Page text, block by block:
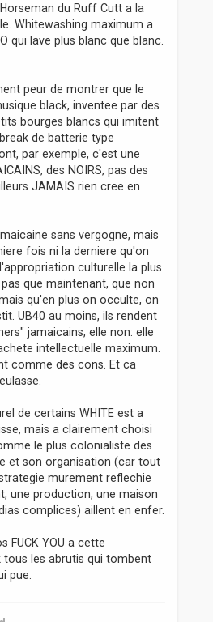
du Ruff Cutt a la
Whitewashing maximum a
qui lave plus blanc que blanc.
peur de montrer que le
black, inventee par des
bourges blancs qui imitent
de batterie type
par exemple, c'est une
des NOIRS, pas des
JAMAIS rien cree en
sans vergogne, mais
fois ni la derniere qu'on
culturelle la plus
que maintenant, que non
qu'en plus on occulte, on
UB40 au moins, ils rendent
jamaicains, elle non: elle
intellectuelle maximum.
comme des cons. Et ca
de certains WHITE est a
mais a clairement choisi
le plus colonialiste des
et son organisation (car tout
murement reflechie
une production, une maison
complices) aillent en enfer.
FUCK YOU a cette
les abrutis qui tombent
pue.